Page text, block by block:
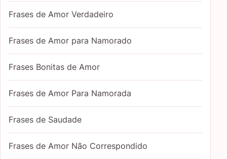
Frases de Amor Verdadeiro
Frases de Amor para Namorado
Frases Bonitas de Amor
Frases de Amor Para Namorada
Frases de Saudade
Frases de Amor Não Correspondido